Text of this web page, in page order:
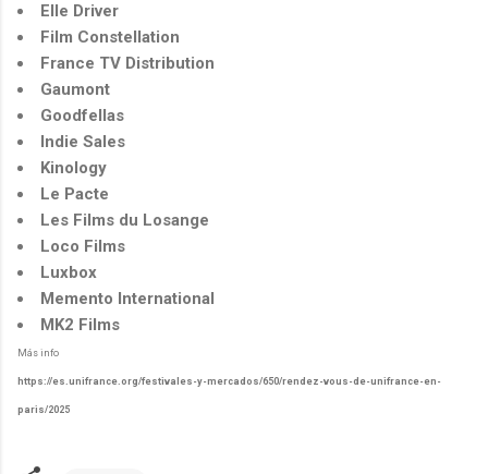
Elle Driver
Film Constellation
France TV Distribution
Gaumont
Goodfellas
Indie Sales
Kinology
Le Pacte
Les Films du Losange
Loco Films
Luxbox
Memento International
MK2 Films
Más info
https://es.unifrance.org/festivales-y-mercados/650/rendez-vous-de-unifrance-en-
paris/2025